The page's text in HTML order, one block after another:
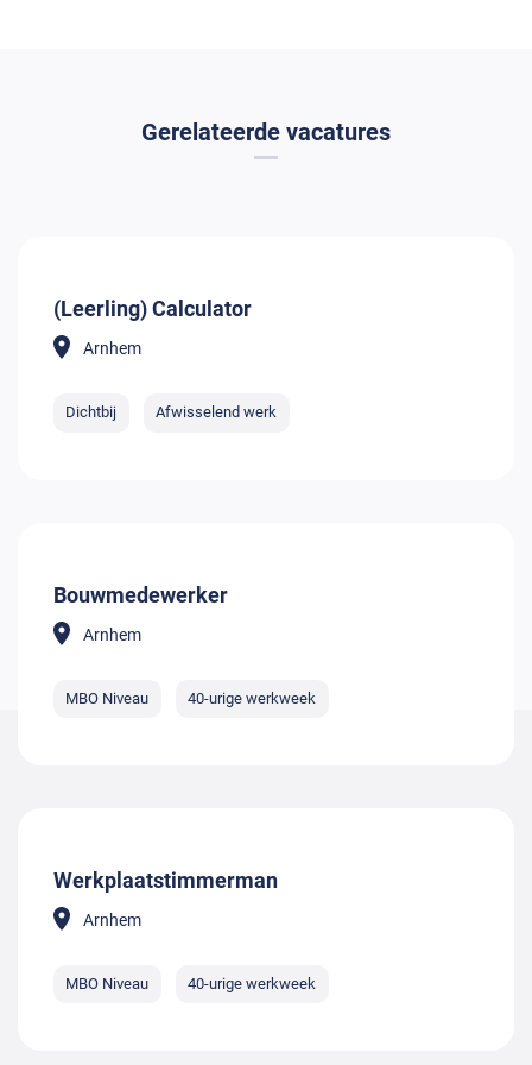
Gerelateerde vacatures
(Leerling) Calculator
Arnhem
Dichtbij Afwisselend werk
Bouwmedewerker
Arnhem
MBO Niveau 40-urige werkweek
Werkplaatstimmerman
Arnhem
MBO Niveau 40-urige werkweek